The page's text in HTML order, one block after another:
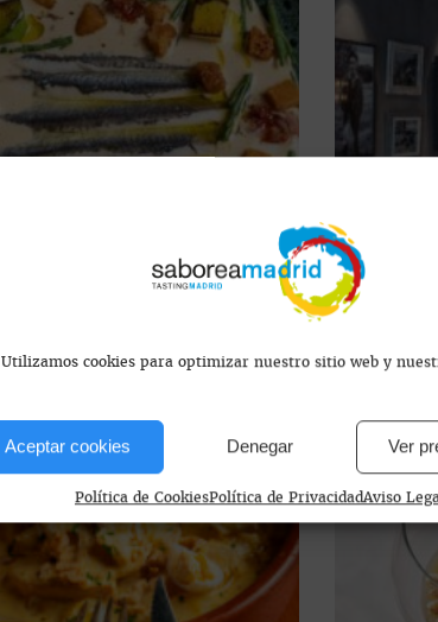
Utilizamos cookies para optimizar nuestro sitio web y
Aceptar cookies Denegar Ver
Política de CookiesPolítica de PrivacidadAviso